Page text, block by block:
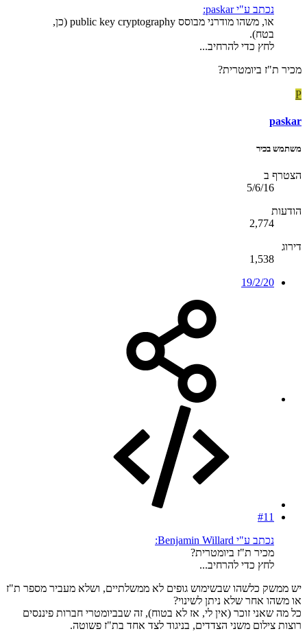
נכתב ע"י paskar:
או, משהו מודרני מבוסס public key cryptography (כן,
בטח).
לחץ כדי להרחיב...
מכיר ת"ז ביומטרית?
P
paskar
משתמש בכיר
הצטרף ב
5/6/16
הודעות
2,774
דירוג
1,538
19/2/20
#11
נכתב ע"י Benjamin Willard:
מכיר ת"ז ביומטרית?
לחץ כדי להרחיב...
יש ממשק כלשהו שבשימוש גופים לא ממשלתיים, ושלא מעביר מספר ת"ז
או משהו אחר שלא ניתן לשינוי?
כל מה שאני זוכר (אין לי, אז לא בטוח), זה שבביומטרי חברות פיננסים
רוצות צילום משני הצדדים, בניגוד לצד אחד בת"ז פשוטה.